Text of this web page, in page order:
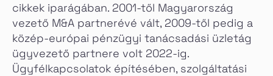
cikkek iparágában. 2001-től Magyarország
vezető M&A partnerévé vált, 2009-től pedig a
közép-európai pénzügyi tanácsadási üzletág
ügyvezető partnere volt 2022-ig.
Ügyfélkapcsolatok építésében, szolgáltatási